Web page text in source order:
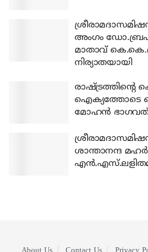
അംഗം
മാതാവ്
നിര്യാതയായി
രാഷ്ട്രത്തിന്റെ
ഐക്യത്തോടെ
മോഹന്‍
ശാന്താനന്ദ